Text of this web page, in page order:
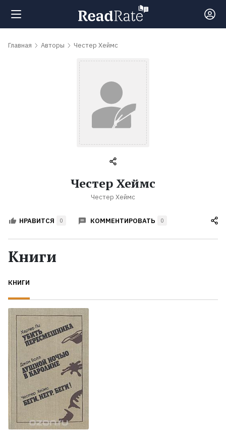
Поиск
обсуждаемые
Авторы
Жанры
Экранизации
Коллекции
Главная Авторы Честер Хеймс
Честер Хеймс
Честер Хеймс
НРАВИТСЯ 0 КОММЕНТИРОВАТЬ 0
Книги
КНИГИ